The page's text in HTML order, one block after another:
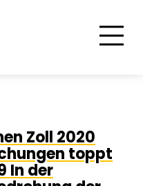
Zoll 2020
toppt
In der